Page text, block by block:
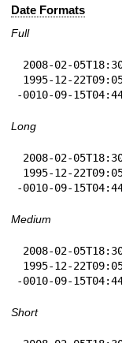
Date Formats
Full
-0010-09-
Long
-0010-09-
Medium
-0010-09-
Short